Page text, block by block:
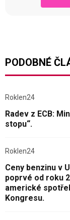
PODOBNÉ
Roklen24
Radev z ECB:
stopu“.
Roklen24
Ceny benzinu v
poprvé od roku
americké
Kongresu.